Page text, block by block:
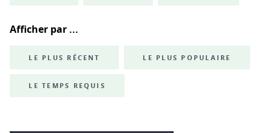
Afficher par ...
LE PLUS RÉCENT LE PLUS POPULAIRE
LE TEMPS REQUIS